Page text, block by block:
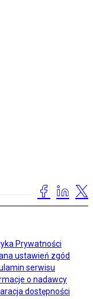
Prywatności
ustawień zgód
serwisu
o nadawcy
dostępności